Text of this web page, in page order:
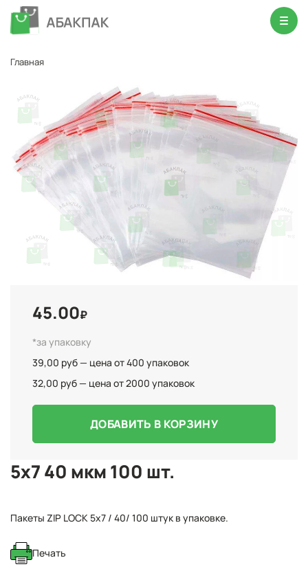
Главная
5x7 40 мкм 100 шт.
Пакеты ZIP LOCK 5x7 / 40/ 100 штук в упаковке.
Печать
45.00₽
*за упаковку
39,00 руб — цена от 400 упаковок
32,00 руб — цена от 2000 упаковок
ДОБАВИТЬ В КОРЗИНУ